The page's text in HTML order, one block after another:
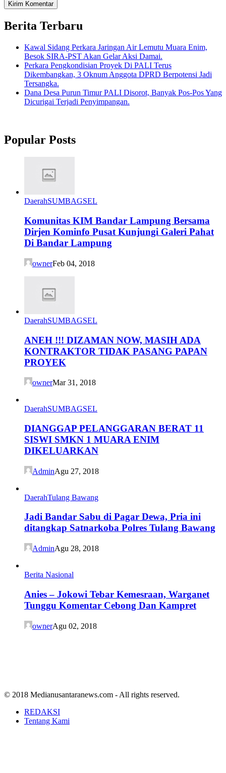
Berita Terbaru
Kawal Sidang Perkara Jaringan Air Lemutu Muara Enim,
Besok SIRA-PST Akan Gelar Aksi Damai.
Perkara Pengkondisian Proyek Di PALI Terus
Dikembangkan, 3 Oknum Anggota DPRD Berpotensi Jadi
Tersangka.
Dana Desa Purun Timur PALI Disorot, Banyak Pos-Pos Yang
Dicurigai Terjadi Penyimpangan.
Popular Posts
DaerahSUMBAGSEL
Komunitas KIM Bandar Lampung Bersama
Dirjen Kominfo Pusat Kunjungi Galeri Pahat
Di Bandar Lampung
ownerFeb 04, 2018
DaerahSUMBAGSEL
ANEH !!! DIZAMAN NOW, MASIH ADA
KONTRAKTOR TIDAK PASANG PAPAN
PROYEK
ownerMar 31, 2018
DaerahSUMBAGSEL
DIANGGAP PELANGGARAN BERAT 11
SISWI SMKN 1 MUARA ENIM
DIKELUARKAN
AdminAgu 27, 2018
DaerahTulang Bawang
Jadi Bandar Sabu di Pagar Dewa, Pria ini
ditangkap Satnarkoba Polres Tulang Bawang
AdminAgu 28, 2018
Berita Nasional
Anies – Jokowi Tebar Kemesraan, Warganet
Tunggu Komentar Cebong Dan Kampret
ownerAgu 02, 2018
© 2018 Medianusantaranews.com - All rights reserved.
REDAKSI
Tentang Kami